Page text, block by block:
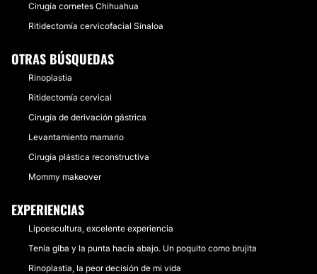
Cirugía cornetes Chihuahua
Ritidectomía cervicofacial Sinaloa
OTRAS BÚSQUEDAS
Rinoplastia
Ritidectomía cervical
Cirugía de derivación gástrica
Levantamiento mamario
Cirugía plástica reconstructiva
Mommy makeover
EXPERIENCIAS
Lipoescultura, excelente experiencia
Tenía giba y la punta hacia abajo. Un poquito como brujita
Rinoplastia, la peor decisión de mi vida